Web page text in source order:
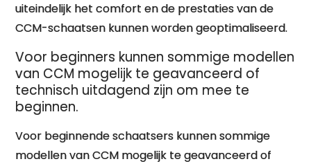
uiteindelijk het comfort en de prestaties van de
CCM-schaatsen kunnen worden geoptimaliseerd.
Voor beginners kunnen sommige modellen
van CCM mogelijk te geavanceerd of
technisch uitdagend zijn om mee te
beginnen.
Voor beginnende schaatsers kunnen sommige
modellen van CCM mogelijk te geavanceerd of